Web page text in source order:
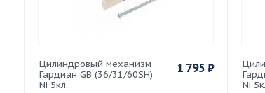
Цилиндровый механизм
Гардиан GB (36/31/60SH)
Ni 5кл.
1 795₽
Ni